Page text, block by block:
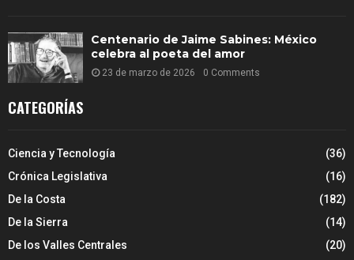
Centenario de Jaime Sabines: México
celebra al poeta del amor
23 de marzo de 2026 0 Comments
CATEGORÍAS
Ciencia y Tecnología
(36)
Crónica Legislativa
(16)
De la Costa
(182)
De la Sierra
(14)
De los Valles Centrales
(20)